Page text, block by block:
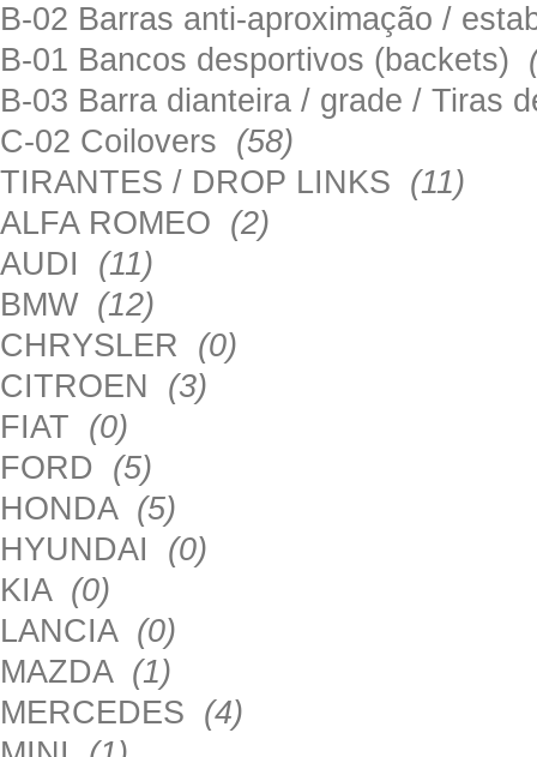
B-02 Barras anti-aproximação /
B-01 Bancos desportivos (backets)
B-03 Barra dianteira / grade / Tiras
C-02 Coilovers (58)
TIRANTES / DROP LINKS (11)
ALFA ROMEO (2)
AUDI (11)
BMW (12)
CHRYSLER (0)
CITROEN (3)
FIAT (0)
FORD (5)
HONDA (5)
HYUNDAI (0)
KIA (0)
LANCIA (0)
MAZDA (1)
MERCEDES (4)